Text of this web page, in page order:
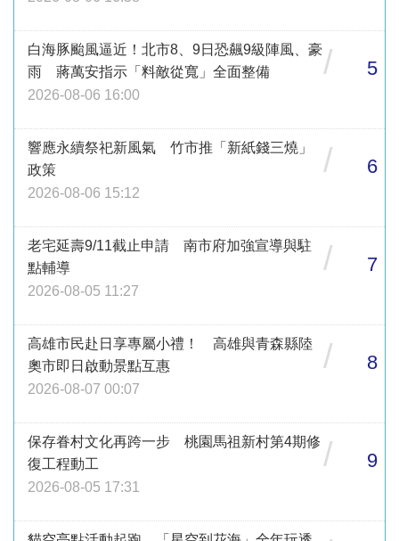
白海豚颱風逼近！北市8、9日恐飆9級陣風、豪
雨 蔣萬安指示「料敵從寬」全面整備
2026-08-06 16:00
/ 5
響應永續祭祀新風氣 竹市推「新紙錢三燒」
政策
2026-08-06 15:12
/ 6
老宅延壽9/11截止申請 南市府加強宣導與駐
點輔導
2026-08-05 11:27
/ 7
高雄市民赴日享專屬小禮！ 高雄與青森縣陸
奧市即日啟動景點互惠
2026-08-07 00:07
/ 8
保存眷村文化再跨一步 桃園馬祖新村第4期修
復工程動工
2026-08-05 17:31
/ 9